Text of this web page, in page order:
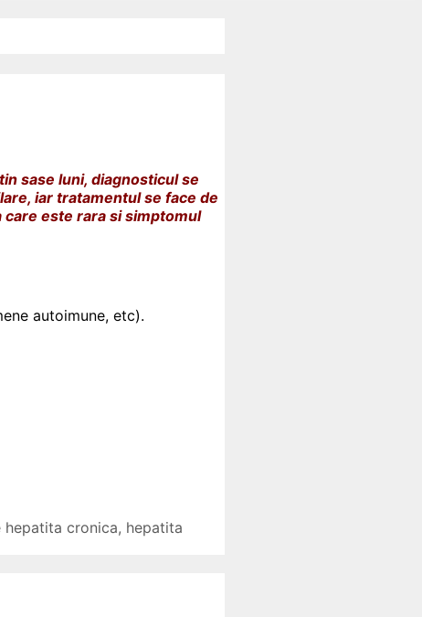
sase luni, diagnosticul se
iar tratamentul se face de
este rara si simptomul
autoimune, etc).
cronica, hepatita